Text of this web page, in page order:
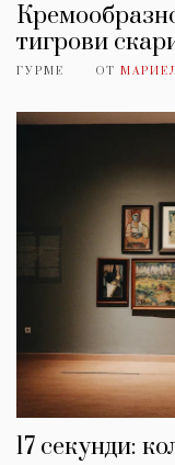
тигрови
ГУРМЕ ОТ
17 секунди: